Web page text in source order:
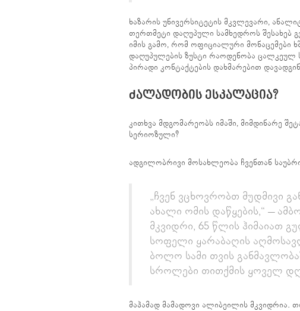
ხაზარის უნივერსიტეტის მკვლევარი,
თერთმეტი დაღუპული სამხედროს შესახებ
იმის გამო, რომ ოფიციალური მონაცემები
დაღუპულების ზუსტი რაოდენობა ცალკეულ
პირადი კონტაქტების დახმარებით
ᲫᲐᲚᲐᲓᲝᲑᲘᲡ ᲔᲡᲙᲐᲚᲐᲪᲘᲐ?
კითხვა მდგომარეობს იმაში, მიმდინარე
სერიოზული?
ადგილობრივი მოსახლეობა ჩვენთან
„ჩვენ ვცხოვრობთ მუდმივი
ახალი ომის დაწყების,“ –
მკვიდრი, 65 წლის ჰიმაიათ
სოფელი ყარაბაღის
ბოლო სამი თვის
სროლები თითქმის ყოველ
მაჰამად მამადოვი ალიბეილის მკვიდრია.